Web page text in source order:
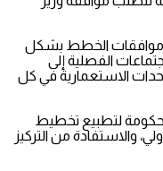
2024، زاد معدل موافقات الخطط بشكل
الفصلية إلى
الاستعمارية في كل
لتطبيع تخطيط
والاستفادة من التركيز